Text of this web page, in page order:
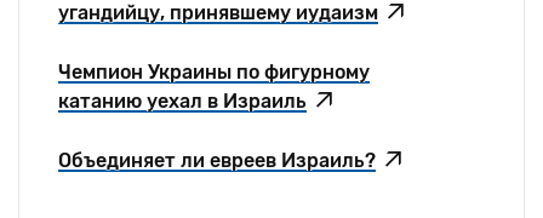
угандийцу, принявшему иудаизм
Чемпион Украины по фигурному
катанию уехал в Израиль
Объединяет ли евреев Израиль?